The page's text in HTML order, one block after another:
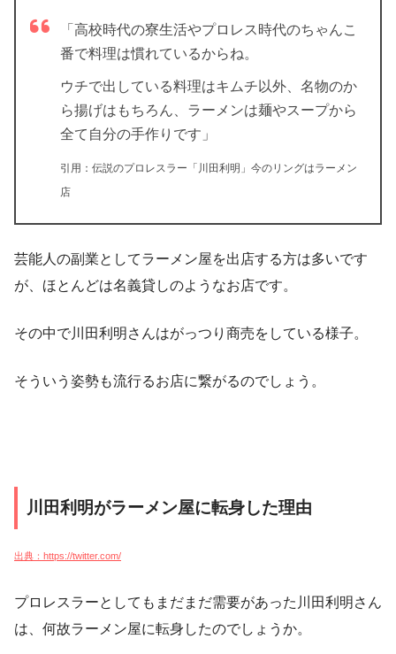
「高校時代の寮生活やプロレス時代のちゃんこ
番で料理は慣れているからね。
ウチで出している料理はキムチ以外、名物のか
ら揚げはもちろん、ラーメンは麺やスープから
全て自分の手作りです」
引用：伝説のプロレスラー「川田利明」今のリングはラーメン
店
芸能人の副業としてラーメン屋を出店する方は多いです
が、ほとんどは名義貸しのようなお店です。
その中で川田利明さんはがっつり商売をしている様子。
そういう姿勢も流行るお店に繋がるのでしょう。
川田利明がラーメン屋に転身した理由
出典：https://twitter.com/
プロレスラーとしてもまだまだ需要があった川田利明さん
は、何故ラーメン屋に転身したのでしょうか。